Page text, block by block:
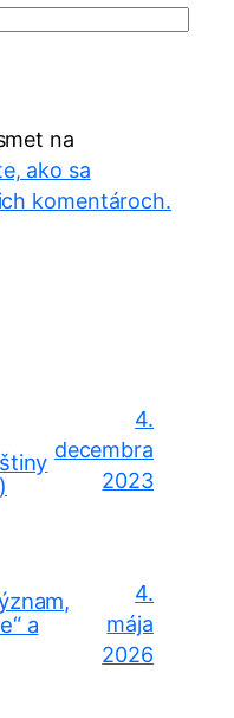
na
ako sa
komentároch.
4.
decembra
2023
a
4.
mája
2026